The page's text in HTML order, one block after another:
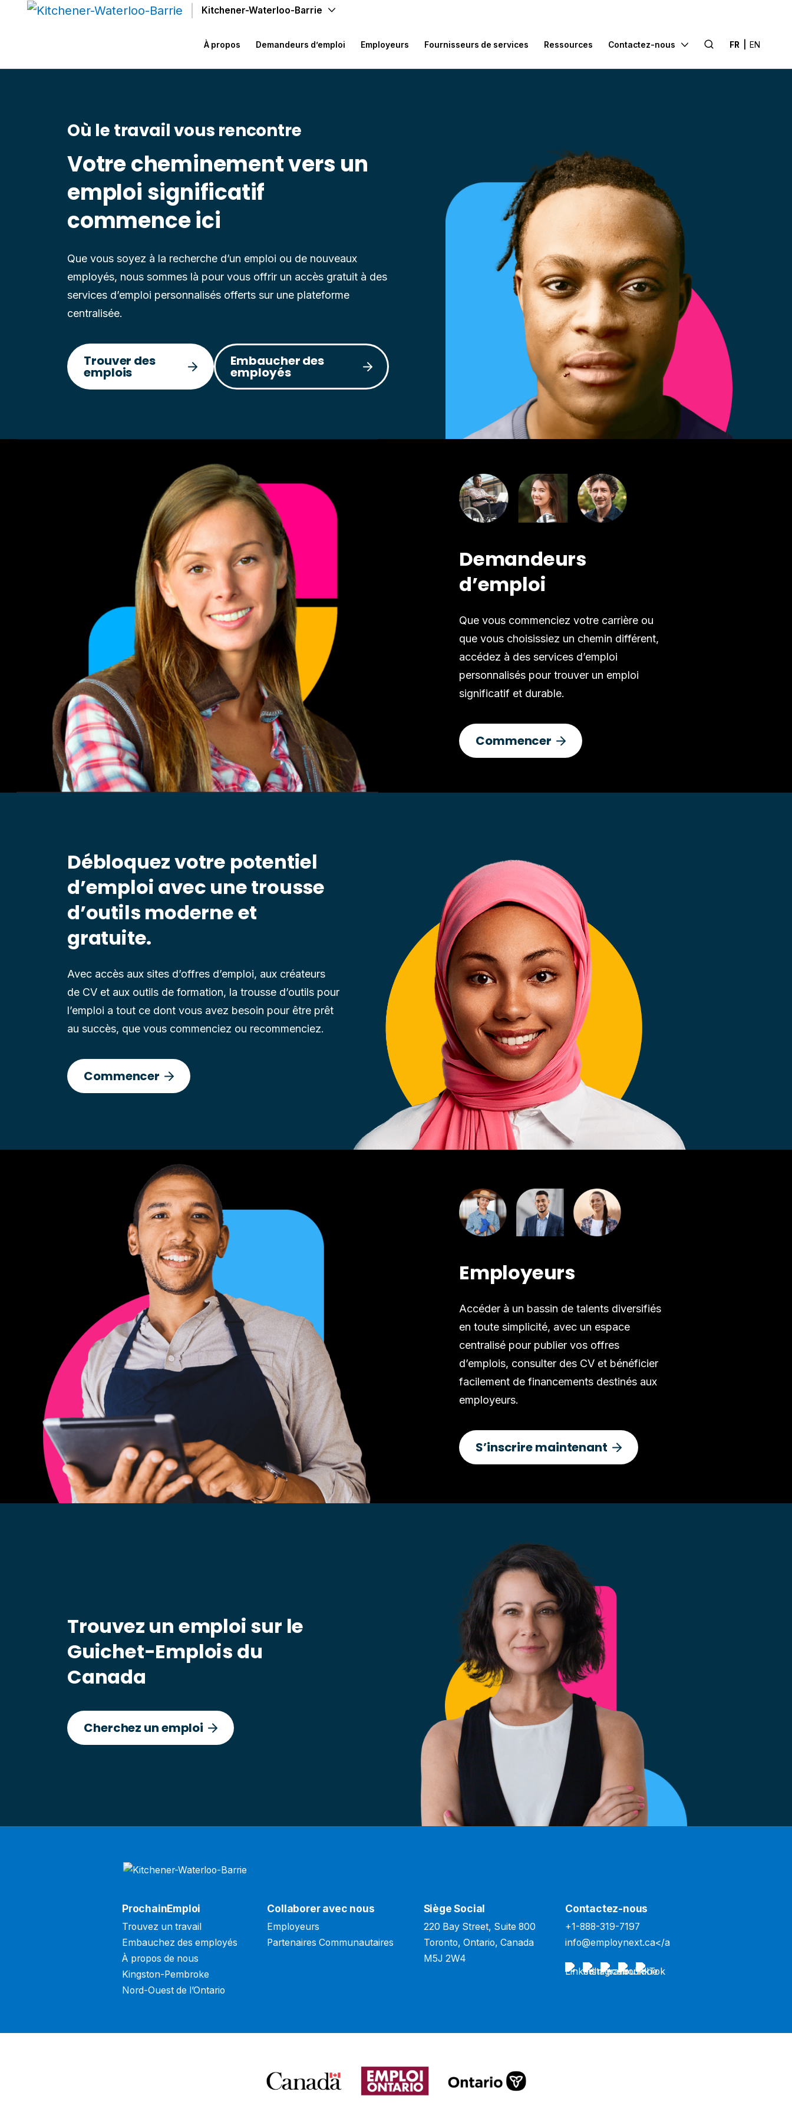
Skip to Content Kitchener-Waterloo-Barrie
À propos Demandeurs d’emploi Employeurs Fournisseurs de services Ressources Contactez-nous Search
FR EN
Où le travail vous rencontre
Votre cheminement vers un
emploi significatif
commence ici
Que vous soyez à la recherche d’un emploi ou de nouveaux
employés, nous sommes là pour vous offrir un accès gratuit à des
services d’emploi personnalisés offerts sur une plateforme
centralisée.
Trouver des
emplois
Embaucher des
employés
Demandeurs
d’emploi
Que vous commenciez votre carrière ou
que vous choisissiez un chemin différent,
accédez à des services d’emploi
personnalisés pour trouver un emploi
significatif et durable.
Commencer
Débloquez votre potentiel
d’emploi avec unetrousse
d’outils moderne et
gratuite.
Avec accès aux sites d’offres d’emploi, aux créateurs
de CV et aux outils de formation, la trousse d’outils pour
l’emploi a tout ce dont vous avez besoin pour être prêt
au succès, que vous commenciez ou recommenciez.
Commencer
Employeurs
Accéder à un bassin de talents diversifiés
en toute simplicité, avec un espace
centralisé pour publier vos offres
d’emplois, consulter des CV et bénéficier
facilement de financements destinés aux
employeurs.
S’inscrire maintenant
Trouvez un emploi sur le
Guichet-Emplois du
Canada
Cherchez un emploi
ProchainEmploi
Trouvez un travail
Embauchez des employés
À propos de nous
Kingston-Pembroke
Nord-Ouest de l’Ontario
Collaborer avec nous
Employeurs
Partenaires Communautaires
Siège Social
220 Bay Street, Suite 800
Toronto, Ontario, Canada
M5J 2W4
Contactez-nous
+1-888-319-7197
info@employnext.ca</a